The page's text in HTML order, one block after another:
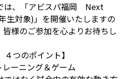
は、「アビスパ福岡 Next
生対象)」を開催いたしますの
様のご参加を心よりお待ちし
つのポイント】
ーニング＆ゲーム